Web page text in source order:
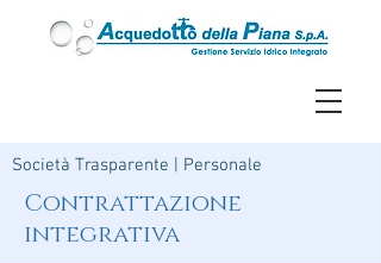
Società Trasparente Personale
Contrattazione
integrativa